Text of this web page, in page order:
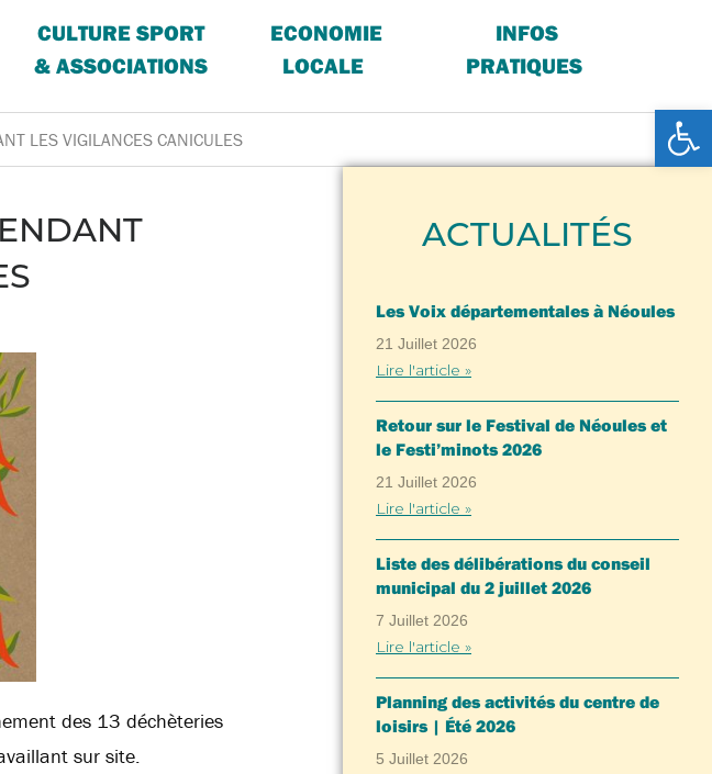
CULTURE SPORT
& ASSOCIATIONS
ECONOMIE
LOCALE
INFOS
PRATIQUES
LES VIGILANCES CANICULES
des 13 déchèteries
sur site.
ACTUALITÉS
Les Voix départementales à Néoules
21 Juillet 2026
Lire l'article »
Retour sur le Festival de Néoules et
le Festi’minots 2026
21 Juillet 2026
Lire l'article »
Liste des délibérations du conseil
municipal du 2 juillet 2026
7 Juillet 2026
Lire l'article »
Planning des activités du centre de
loisirs | Été 2026
5 Juillet 2026